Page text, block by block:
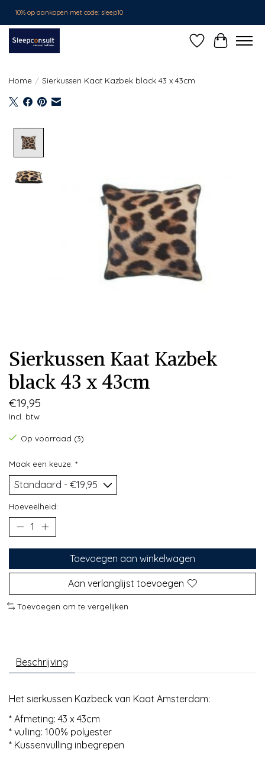
10% op aankopen met code: sleep10
Verlanglijst
Home / Sierkussen Kaat Kazbek black 43 x 43cm
Sierkussen Kaat Kazbek
black 43 x 43cm
€19,95
Incl. btw
Op voorraad (3)
Maak een keuze: *
Hoeveelheid:
Toevoegen aan winkelwagen
Aan verlanglijst toevoegen
Toevoegen om te vergelijken
Beschrijving
Het sierkussen Kazbeck van Kaat Amsterdam:
* Afmeting: 43 x 43cm
* vulling: 100% polyester
* Kussenvulling inbegrepen